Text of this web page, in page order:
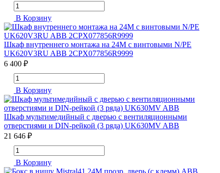
В Корзину
Шкаф внутреннего монтажа на 24М с винтовыми N/PE
UK620V3RU ABB 2CPX077856R9999
6 400 ₽
В Корзину
Шкаф мультимедийный с дверью с вентиляционными
отверстиями и DIN-рейкой (3 ряда) UK630MV ABB
21 646 ₽
В Корзину